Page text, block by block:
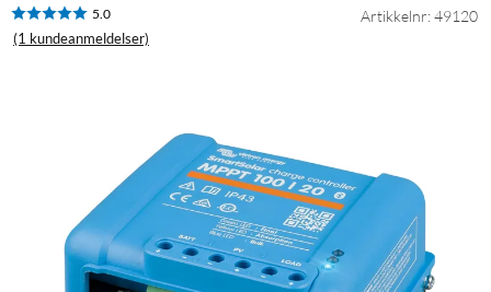
5.0
(1 kundeanmeldelser)
Artikkelnr: 49120